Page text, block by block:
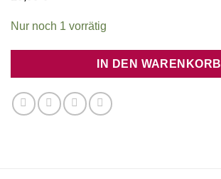
Nur noch 1 vorrätig
IN DEN WARENKORB